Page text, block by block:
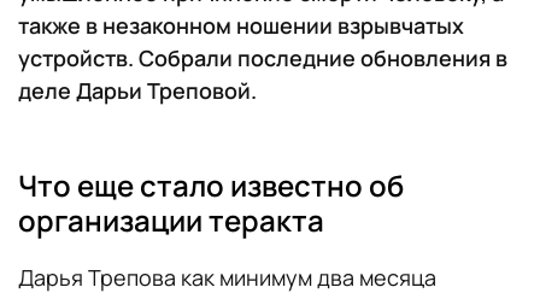
также в незаконном ношении взрывчатых
устройств. Собрали последние обновления в
деле Дарьи Треповой.
Что еще стало известно об
организации теракта
Дарья Трепова как минимум два месяца